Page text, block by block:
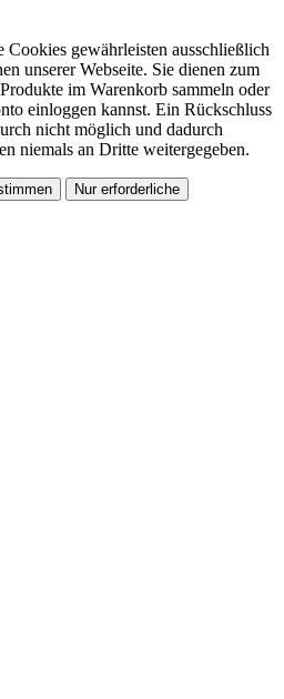
Cookies gewährleisten ausschließlich
unserer Webseite. Sie dienen zum
im Warenkorb sammeln oder
einloggen kannst. Ein Rückschluss
nicht möglich und dadurch
niemals an Dritte weitergegeben.
Nur erforderliche